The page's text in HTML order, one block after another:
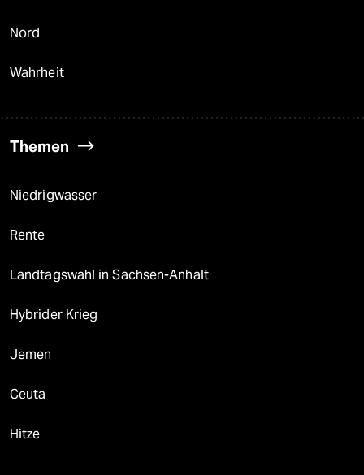
Nord
Wahrheit
Themen
Niedrigwasser
Rente
Landtagswahl in Sachsen-Anhalt
Hybrider Krieg
Jemen
Ceuta
Hitze